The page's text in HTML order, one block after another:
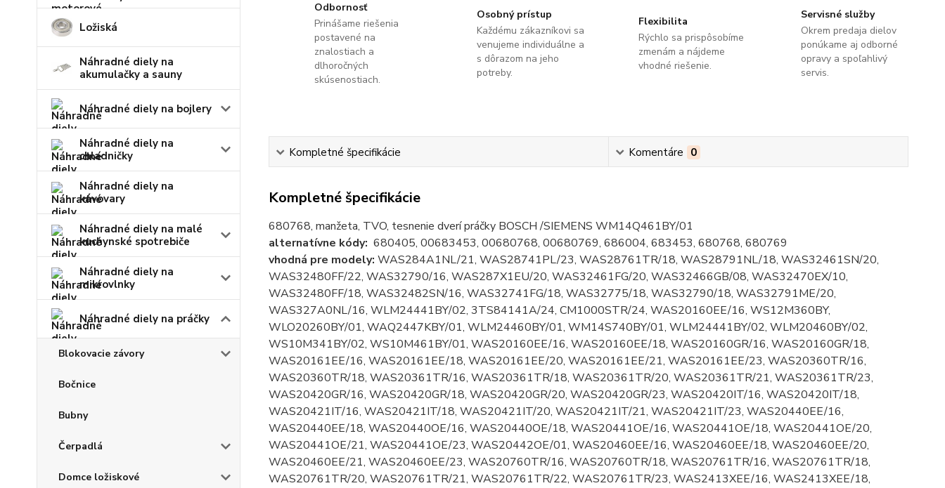
Ložiská
Náhradné diely na
akumulačky a sauny
Náhradné diely na bojlery
Náhradné diely na
chladničky
Náhradné diely na
kávovary
Náhradné diely na malé
kuchynské spotrebiče
Náhradné diely na
mikrovlnky
Náhradné diely na práčky
Blokovacie závory
Bočnice
Bubny
Čerpadlá
Domce ložiskové
Odbornosť
Prinášame riešenia
postavené na
znalostiach a
dlhoročných
skúsenostiach.
Osobný prístup
Každému zákazníkovi sa
venujeme individuálne a
s dôrazom na jeho
potreby.
Flexibilita
Rýchlo sa prispôsobíme
zmenám a nájdeme
vhodné riešenie.
Servisné služby
Okrem predaja dielov
ponúkame aj odborné
opravy a spoľahlivý
servis.
Kompletné špecifikácie Komentáre 0
Kompletné špecifikácie
680768, manžeta, TVO, tesnenie dverí práčky BOSCH /SIEMENS WM14Q461BY/01
alternatívne kódy: 680405, 00683453, 00680768, 00680769, 686004, 683453, 680768, 680769
vhodná pre modely: WAS284A1NL/21, WAS28741PL/23, WAS28761TR/18, WAS28791NL/18, WAS32461SN/20,
WAS32480FF/22, WAS32790/16, WAS287X1EU/20, WAS32461FG/20, WAS32466GB/08, WAS32470EX/10,
WAS32480FF/18, WAS32482SN/16, WAS32741FG/18, WAS32775/18, WAS32790/18, WAS32791ME/20,
WAS327A0NL/16, WLM24441BY/02, 3TS84141A/24, CM1000STR/24, WAS20160EE/16, WS12M360BY,
WLO20260BY/01, WAQ2447KBY/01, WLM24460BY/01, WM14S740BY/01, WLM24441BY/02, WLM20460BY/02,
WS10M341BY/02, WS10M461BY/01, WAS20160EE/16, WAS20160EE/18, WAS20160GR/16, WAS20160GR/18,
WAS20161EE/16, WAS20161EE/18, WAS20161EE/20, WAS20161EE/21, WAS20161EE/23, WAS20360TR/16,
WAS20360TR/18, WAS20361TR/16, WAS20361TR/18, WAS20361TR/20, WAS20361TR/21, WAS20361TR/23,
WAS20420GR/16, WAS20420GR/18, WAS20420GR/20, WAS20420GR/23, WAS20420IT/16, WAS20420IT/18,
WAS20421IT/16, WAS20421IT/18, WAS20421IT/20, WAS20421IT/21, WAS20421IT/23, WAS20440EE/16,
WAS20440EE/18, WAS20440OE/16, WAS20440OE/18, WAS20441OE/16, WAS20441OE/18, WAS20441OE/20,
WAS20441OE/21, WAS20441OE/23, WAS20442OE/01, WAS20460EE/16, WAS20460EE/18, WAS20460EE/20,
WAS20460EE/21, WAS20460EE/23, WAS20760TR/16, WAS20760TR/18, WAS20761TR/16, WAS20761TR/18,
WAS20761TR/20, WAS20761TR/21, WAS20761TR/22, WAS20761TR/23, WAS2413XEE/16, WAS2413XEE/18,